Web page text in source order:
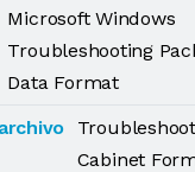
Microsoft Windows
Troubleshooting
Data Format
Cabinet